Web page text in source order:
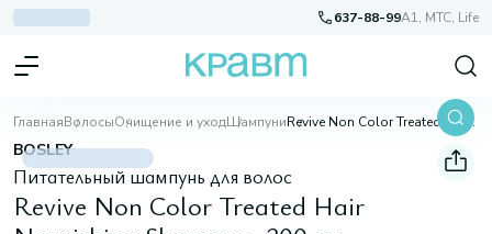
637-88-99A1, МТС, Life
ГлавнаяВолосыОчищение и уходШампуни Revive Non Color Treated Hair Nourishing Shampoo, 300 мл
BOSLEY
Питательный шампунь для волос
Revive Non Color Treated Hair